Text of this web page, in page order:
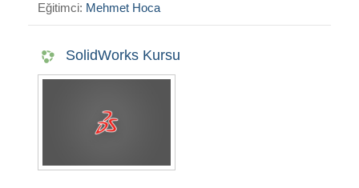
Eğitimci: Mehmet Hoca
SolidWorks Kursu